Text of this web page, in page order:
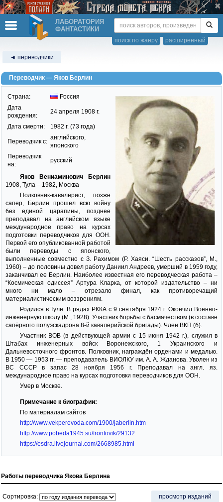
ЛАБОРАТОРИЯ
ФАНТАСТИКИ
расширенный
поиск по жанру
◄ переводчики
Переводчик — Яков Берлин
Страна:
Россия
Дата
рождения:
24 апреля 1908 г.
Дата смерти: 1982 г. (73 года)
Переводчик c:
английского,
японского
Переводчик
на:
русский
Яков Вениаминович Берлин
1908, Тула – 1982, Москва
Полковник-кавалерист, позже
сапер, Берлин прошел всю войну
без единой царапины, позднее
преподавал на английском языке
международное право на курсах
подготовки переводчиков для ООН.
Первой его опубликованной работой
были переводы с японского,
выполненные совместно с З. Рахимом (Р. Хаяси. “Шесть рассказов”, М.,
1960) – до половины довел работу Даниил Андреев, умерший в 1959 году,
заканчивал ее Берлин. Наиболее известная его переводческая работа –
“Космическая одиссея” Артура Кларка, от которой издательство – ни
много ни мало – отрезало финал, как противоречащий
материалистическим воззрениям.
Родился в Туле. В рядах РККА с 9 сентября 1924 г. Окончил Военно-
инженерную школу (М., 1928). Участник борьбы с басмачеством (в составе
сапёрного полуэскадрона 8-й кавалерийской бригады). Член ВКП (б).
Участник ВОВ (в действующей армии с 15 июня 1942 г.), служил в
Штабах инженерных войск Воронежского, 1 Украинского и
Дальневосточного фронтов. Полковник, награждён орденами и медалью.
В 1950 — 1953 гг. — преподаватель ВИОЛКУ им. А. А. Жданова. Уволен из
ВС СССР в запас 28 ноября 1956 г. Преподавал на англ. яз.
международное право на курсах подготовки переводчиков для ООН.
Умер в Москве.
Примечание к биографии:
По материалам сайтов
http://www.vekperevoda.com/1900/jaberlin.htm
http://www.pobeda1945.su/frontovik/29132
https://esdra.livejournal.com/2668985.html
Работы переводчика Якова Берлина
Сортировка: просмотр изданий